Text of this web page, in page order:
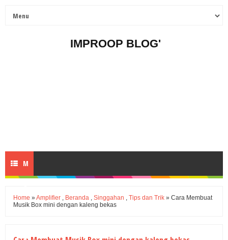
IMPROOP BLOG'
M
U
Home »Amplifier , Beranda , Singgahan , Tips dan Trik » Cara Membuat
Musik Box mini dengan kaleng bekas